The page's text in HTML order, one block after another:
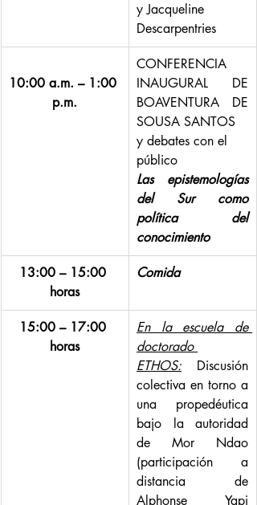
y Jacqueline
Descarpentries
10:00 a.m. – 1:00
p.m.
CONFERENCIA
INAUGURAL DE
BOAVENTURA DE
SOUSA SANTOS
y debates con el
público
Las epistemologías
del Sur como
política del
conocimiento
13:00 – 15:00
horas
Comida
15:00 – 17:00
horas
En la escuela de
doctorado
ETHOS: Discusión
colectiva en torno a
una propedéutica
bajo la autoridad
de Mor Ndao
(participación a
distancia de
Alphonse Yapi